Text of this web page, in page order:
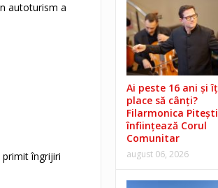
autoturism a
îngrijiri
Ai peste 16 ani și
place să cânți?
Filarmonica Pitești
înființează Corul
Comunitar
august 06, 2026